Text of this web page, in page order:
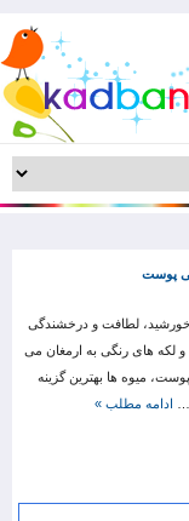
لطافت و درخشندگی
و لکه های رنگی به ارمغان می
میوه ها بهترین گزینه
ادامه مطلب »